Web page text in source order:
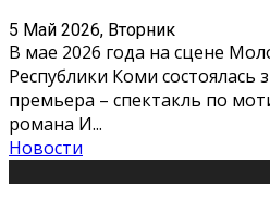
5 Май 2026, Вторник
В мае 2026 года на сцене
Республики Коми состоялась
премьера – спектакль по
романа И...
Новости